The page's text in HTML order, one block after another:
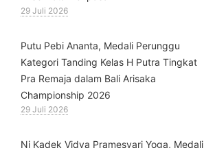
29 Juli 2026
Putu Pebi Ananta, Medali Perunggu
Kategori Tanding Kelas H Putra Tingkat
Pra Remaja dalam Bali Arisaka
Championship 2026
29 Juli 2026
⁠Ni Kadek Vidya Pramesvari Yoga, Medali